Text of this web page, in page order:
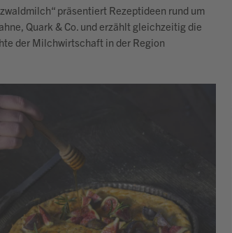
präsentiert Rezeptideen rund um
Quark & Co. und erzählt gleichzeitig die
der Milchwirtschaft in der Region